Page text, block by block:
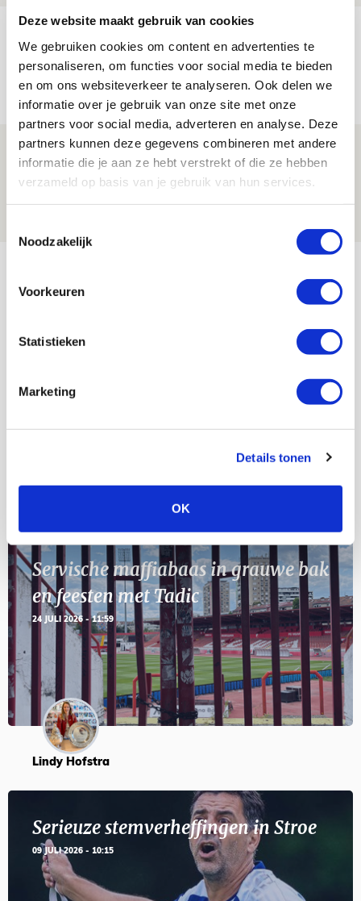
Deze website maakt gebruik van cookies
We gebruiken cookies om content en advertenties te
personaliseren, om functies voor social media te bieden
en om ons websiteverkeer te analyseren. Ook delen we
informatie over je gebruik van onze site met onze
partners voor social media, adverteren en analyse. Deze
partners kunnen deze gegevens combineren met andere
informatie die je aan ze hebt verstrekt of die ze hebben
verzameld op basis van je gebruik van hun services.
Noodzakelijk
Voorkeuren
Statistieken
Marketing
Details tonen
OK
Míchels elf: met welke formatie begin
jij aan nieuw eredivisieseizoen?
08 AUGUSTUS 2026 - 11:34
NIEUWS
Spelen bij Jong Ajax of Ajax 1? Dat
maakt Abdalla ‘geen reet’ uit
AGENDA
23
Selectiedag ballenjongens/-meiden
Servische maffiabaas in grauwe bak
en feesten met Tadic
24 JULI 2026 - 11:59
Lindy Hofstra
Serieuze stemverheffingen in Stroe
09 JULI 2026 - 10:15